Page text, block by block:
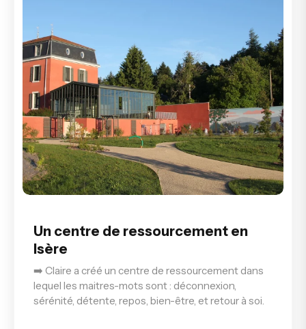
Un centre de ressourcement en
Isère
➡️ Claire a créé un centre de ressourcement dans
lequel les maitres-mots sont : déconnexion,
sérénité, détente, repos, bien-être, et retour à soi.